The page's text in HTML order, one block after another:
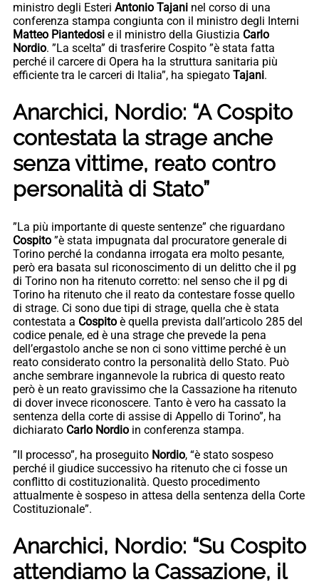
ministro degli Esteri Antonio Tajani nel corso di una
conferenza stampa congiunta con il ministro degli Interni
Matteo Piantedosi e il ministro della Giustizia Carlo
Nordio. ”La scelta” di trasferire Cospito ”è stata fatta
perché il carcere di Opera ha la struttura sanitaria più
efficiente tra le carceri di Italia”, ha spiegato Tajani.
Anarchici, Nordio: “A Cospito
contestata la strage anche
senza vittime, reato contro
personalità di Stato”
”La più importante di queste sentenze” che riguardano
Cospito ”è stata impugnata dal procuratore generale di
Torino perché la condanna irrogata era molto pesante,
però era basata sul riconoscimento di un delitto che il pg
di Torino non ha ritenuto corretto: nel senso che il pg di
Torino ha ritenuto che il reato da contestare fosse quello
di strage. Ci sono due tipi di strage, quella che è stata
contestata a Cospito è quella prevista dall’articolo 285 del
codice penale, ed è una strage che prevede la pena
dell’ergastolo anche se non ci sono vittime perché è un
reato considerato contro la personalità dello Stato. Può
anche sembrare ingannevole la rubrica di questo reato
però è un reato gravissimo che la Cassazione ha ritenuto
di dover invece riconoscere. Tanto è vero ha cassato la
sentenza della corte di assise di Appello di Torino”, ha
dichiarato Carlo Nordio in conferenza stampa.
”Il processo”, ha proseguito Nordio, “è stato sospeso
perché il giudice successivo ha ritenuto che ci fosse un
conflitto di costituzionalità. Questo procedimento
attualmente è sospeso in attesa della sentenza della Corte
Costituzionale”.
Anarchici, Nordio: “Su Cospito
attendiamo la Cassazione, il